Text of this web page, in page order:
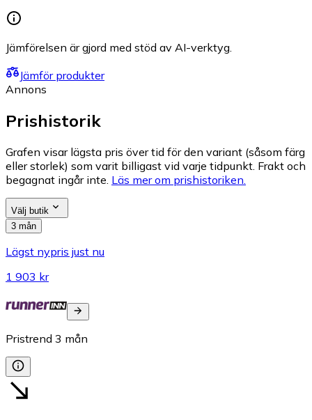
Jämförelsen är gjord med stöd av AI-verktyg.
Jämför produkter
Annons
Prishistorik
Grafen visar lägsta pris över tid för den variant (såsom färg
eller storlek) som varit billigast vid varje tidpunkt. Frakt och
begagnat ingår inte. Läs mer om prishistoriken.
Välj butik
3 mån
Lägst nypris just nu
1 903 kr
Pristrend 3 mån